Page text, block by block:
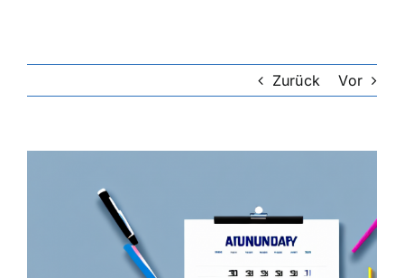
Hausratversicherung
Berufsunfähigkeitsversicherung
Zurück Vor